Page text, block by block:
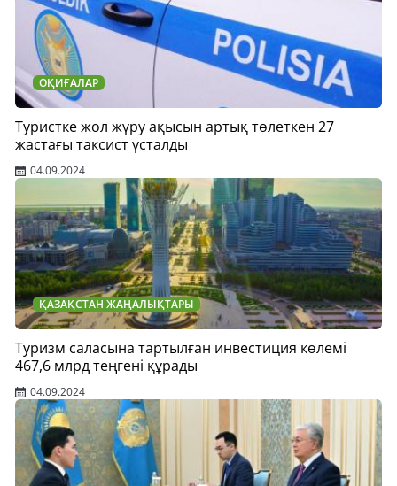
ОҚИҒАЛАР
Туристке жол жүру ақысын артық төлеткен 27
жастағы таксист ұсталды
04.09.2024
ҚАЗАҚСТАН ЖАҢАЛЫҚТАРЫ
Туризм саласына тартылған инвестиция көлемі
467,6 млрд теңгені құрады
04.09.2024